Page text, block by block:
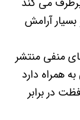
آرامش
منفی منتشر
همراه دارد
در برابر